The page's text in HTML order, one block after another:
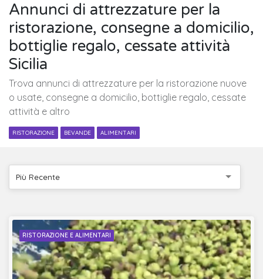
SICILIA (regione)
Annunci di attrezzature per la
ristorazione, consegne a domicilio,
bottiglie regalo, cessate attività
Sicilia
Trova annunci di attrezzature per la ristorazione nuove
o usate, consegne a domicilio, bottiglie regalo, cessate
attività e altro
RISTORAZIONE BEVANDE ALIMENTARI
Più Recente
RISTORAZIONE E ALIMENTARI